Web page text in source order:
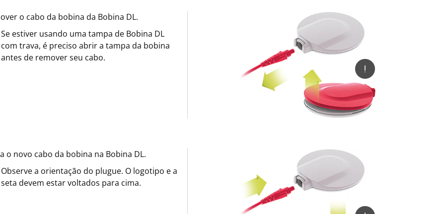
o cabo da bobina da Bobina DL.
Se estiver usando uma tampa de Bobina DL
com trava, é preciso abrir a tampa da bobina
antes de remover seu cabo.
o novo cabo da bobina na Bobina DL.
Observe a orientação do plugue. O logotipo e a
seta devem estar voltados para cima.